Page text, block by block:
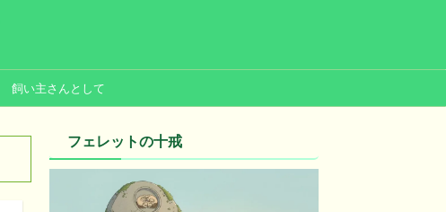
飼い主さんとして
フェレットの十戒